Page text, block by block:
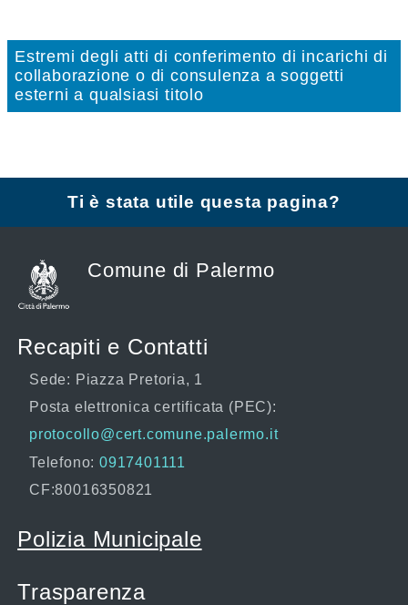
Estremi degli atti di conferimento di incarichi di
collaborazione o di consulenza a soggetti
esterni a qualsiasi titolo
Ti è stata utile questa pagina?
Comune di Palermo
Recapiti e Contatti
Sede: Piazza Pretoria, 1
Posta elettronica certificata (PEC):
protocollo@cert.comune.palermo.it
Telefono: 0917401111
CF:80016350821
Polizia Municipale
Trasparenza